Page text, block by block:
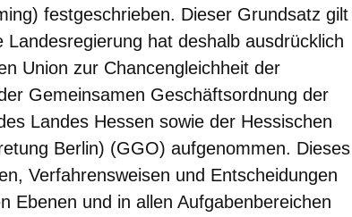
festgeschrieben. Dieser Grundsatz gilt
hat deshalb ausdrücklich
Union zur Chancengleichheit der
Gemeinsamen Geschäftsordnung der
Landes Hessen sowie der Hessischen
Berlin) (GGO) aufgenommen. Dieses
Verfahrensweisen und Entscheidungen
Ebenen und in allen Aufgabenbereichen